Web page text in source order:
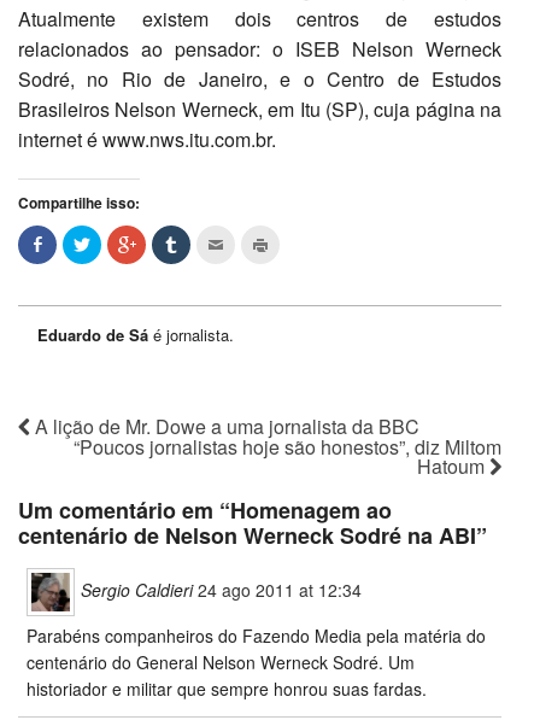
Atualmente existem dois centros de estudos
relacionados ao pensador: o ISEB Nelson Werneck
Sodré, no Rio de Janeiro, e o Centro de Estudos
Brasileiros Nelson Werneck, em Itu (SP), cuja página na
internet é www.nws.itu.com.br.
Compartilhe isso:
Eduardo de Sá é jornalista.
A lição de Mr. Dowe a uma jornalista da BBC
“Poucos jornalistas hoje são honestos”, diz Miltom
Hatoum
Um comentário em “Homenagem ao
centenário de Nelson Werneck Sodré na ABI”
Sergio Caldieri 24 ago 2011 at 12:34
Parabéns companheiros do Fazendo Media pela matéria do
centenário do General Nelson Werneck Sodré. Um
historiador e militar que sempre honrou suas fardas.